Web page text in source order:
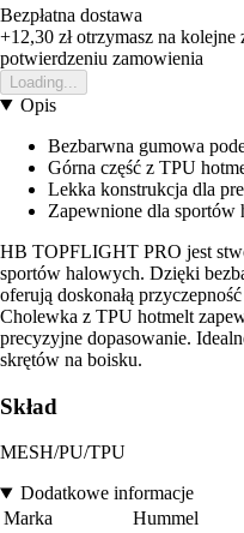
Bezpłatna dostawa
+12,30 złotrzymasz na kolejne
potwierdzeniu zamowienia
Loading...
Opis
Bezbarwna gumowa
Górna część z TPU
Lekka konstrukcja dla
Zapewnione dla sportów
HB TOPFLIGHT PRO jest
sportów halowych. Dzięki
oferują doskonałą
Cholewka z TPU hotmelt
precyzyjne dopasowanie.
skrętów na boisku.
Skład
MESH/PU/TPU
Dodatkowe informacje
Marka
Hummel